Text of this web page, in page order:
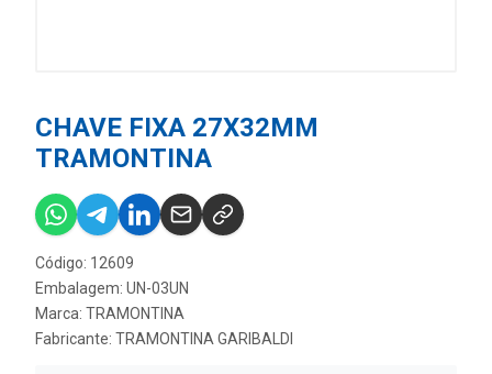
CHAVE FIXA 27X32MM
TRAMONTINA
Código: 12609
Embalagem: UN-03UN
Marca: TRAMONTINA
Fabricante: TRAMONTINA GARIBALDI